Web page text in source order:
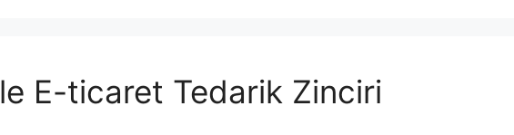
E-ticaret Tedarik Zinciri